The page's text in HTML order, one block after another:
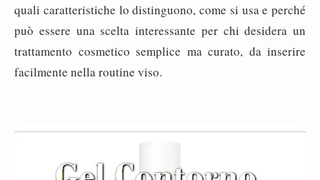
quali caratteristiche lo distinguono, come si usa e perché
può essere una scelta interessante per chi desidera un
trattamento cosmetico semplice ma curato, da inserire
facilmente nella routine viso.